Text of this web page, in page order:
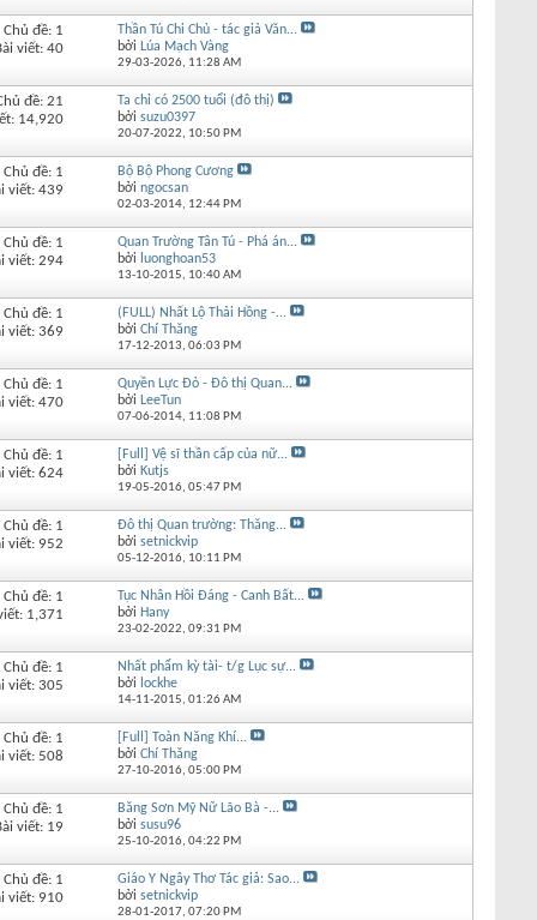
Chủ đề: 1
viết: 40
Thần Tú Chi Chủ - tác giả Văn...
bởi Lúa Mạch Vàng
29-03-2026, 11:28 AM
đề: 21
14,920
Ta chỉ có 2500 tuổi (đô thị)
bởi suzu0397
20-07-2022, 10:50 PM
Chủ đề: 1
viết: 439
Bộ Bộ Phong Cương
bởi ngocsan
02-03-2014, 12:44 PM
Chủ đề: 1
viết: 294
Quan Trường Tân Tú - Phá án...
bởi luonghoan53
13-10-2015, 10:40 AM
Chủ đề: 1
viết: 369
(FULL) Nhất Lộ Thải Hồng -...
bởi Chí Thăng
17-12-2013, 06:03 PM
Chủ đề: 1
viết: 470
Quyền Lực Đỏ - Đô thị Quan...
bởi LeeTun
07-06-2014, 11:08 PM
Chủ đề: 1
viết: 624
[Full] Vệ sĩ thần cấp của nữ...
bởi Kutjs
19-05-2016, 05:47 PM
Chủ đề: 1
viết: 952
Đô thị Quan trường: Thăng...
bởi setnickvip
05-12-2016, 10:11 PM
Chủ đề: 1
1,371
Tục Nhân Hồi Đáng - Canh Bất...
bởi Hany
23-02-2022, 09:31 PM
Chủ đề: 1
viết: 305
Nhất phẩm kỳ tài- t/g Lục sự...
bởi lockhe
14-11-2015, 01:26 AM
Chủ đề: 1
viết: 508
[Full] Toàn Năng Khí...
bởi Chí Thăng
27-10-2016, 05:00 PM
Chủ đề: 1
viết: 19
Băng Sơn Mỹ Nữ Lão Bà -...
bởi susu96
25-10-2016, 04:22 PM
Chủ đề: 1
viết: 910
Giáo Y Ngây Thơ Tác giả: Sao...
bởi setnickvip
28-01-2017, 07:20 PM